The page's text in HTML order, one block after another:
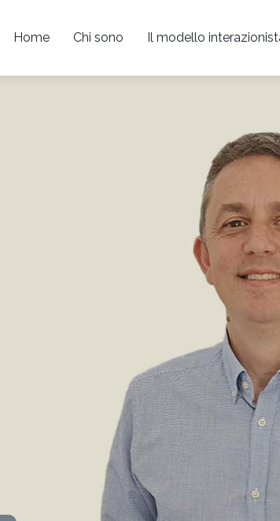
Home Chi sono Il modello